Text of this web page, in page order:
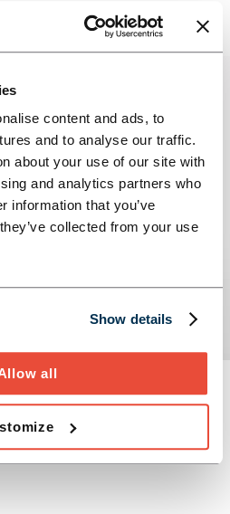
content and ads, to
and to analyse our traffic.
about your use of our site with
and analytics partners who
information that you’ve
collected from your use
Show details
all